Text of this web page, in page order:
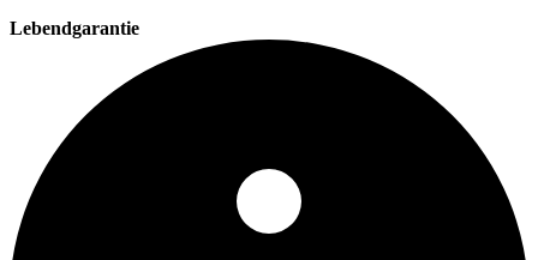
Lebendgarantie